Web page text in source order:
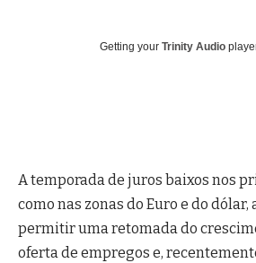
Getting your Trinity Audio
A temporada de juros baixos nos
como nas zonas do Euro e do dólar,
permitir uma retomada do
oferta de empregos e,